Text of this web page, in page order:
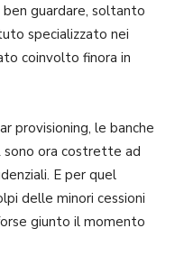
guardare, soltanto
specializzato nei
coinvolto finora in
provisioning, le banche
sono ora costrette ad
E per quel
delle minori cessioni
giunto il momento